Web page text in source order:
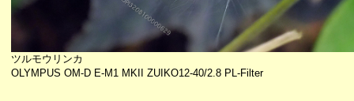
ツルモウリンカ
OLYMPUS OM-D E-M1 MKII ZUIKO12-40/2.8 PL-Filter